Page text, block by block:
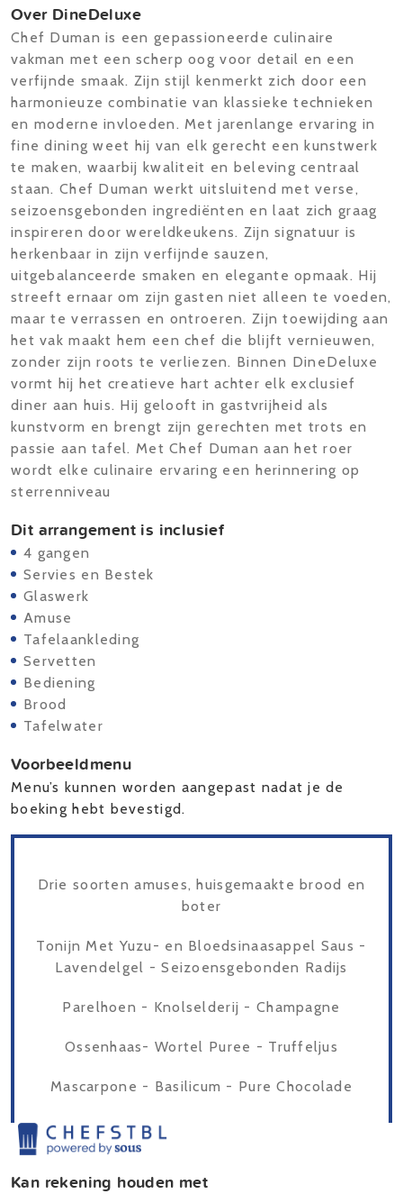
Over DineDeluxe
Chef Duman is een gepassioneerde culinaire
vakman met een scherp oog voor detail en een
verfijnde smaak. Zijn stijl kenmerkt zich door een
harmonieuze combinatie van klassieke technieken
en moderne invloeden. Met jarenlange ervaring in
fine dining weet hij van elk gerecht een kunstwerk
te maken, waarbij kwaliteit en beleving centraal
staan. Chef Duman werkt uitsluitend met verse,
seizoensgebonden ingrediënten en laat zich graag
inspireren door wereldkeukens. Zijn signatuur is
herkenbaar in zijn verfijnde sauzen,
uitgebalanceerde smaken en elegante opmaak. Hij
streeft ernaar om zijn gasten niet alleen te voeden,
maar te verrassen en ontroeren. Zijn toewijding aan
het vak maakt hem een chef die blijft vernieuwen,
zonder zijn roots te verliezen. Binnen DineDeluxe
vormt hij het creatieve hart achter elk exclusief
diner aan huis. Hij gelooft in gastvrijheid als
kunstvorm en brengt zijn gerechten met trots en
passie aan tafel. Met Chef Duman aan het roer
wordt elke culinaire ervaring een herinnering op
sterrenniveau
Dit arrangement is inclusief
4 gangen
Servies en Bestek
Glaswerk
Amuse
Tafelaankleding
Servetten
Bediening
Brood
Tafelwater
Voorbeeldmenu
Menu’s kunnen worden aangepast nadat je de
boeking hebt bevestigd.
Drie soorten amuses, huisgemaakte brood en
boter
Tonijn Met Yuzu- en Bloedsinaasappel Saus -
Lavendelgel - Seizoensgebonden Radijs
Parelhoen - Knolselderij - Champagne
Ossenhaas- Wortel Puree - Truffeljus
Mascarpone - Basilicum - Pure Chocolade
Kan rekening houden met